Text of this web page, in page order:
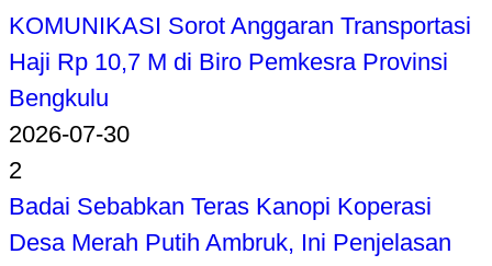
KOMUNIKASI Sorot Anggaran Transportasi
Haji Rp 10,7 M di Biro Pemkesra Provinsi
Bengkulu
2026-07-30
2
Badai Sebabkan Teras Kanopi Koperasi
Desa Merah Putih Ambruk, Ini Penjelasan